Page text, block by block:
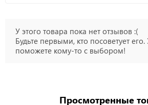
У этого товара пока нет отзывов :(
Будьте первыми, кто посоветует
поможете кому-то с выбором!
Просмотренные